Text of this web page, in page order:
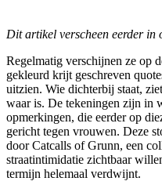
Dit artikel verscheen eerder in
Regelmatig verschijnen ze op
gekleurd krijt geschreven
uitzien. Wie dichterbij staat,
waar is. De tekeningen zijn in
opmerkingen, die eerder op
gericht tegen vrouwen. Deze
door Catcalls of Grunn, een
straatintimidatie zichtbaar
termijn helemaal verdwijnt.